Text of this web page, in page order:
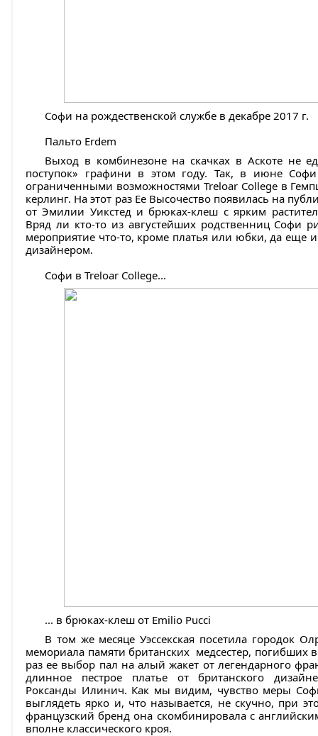
Софи на рождественской службе в декабре 2017 г.
Пальто Erdem
Выход в комбинезоне на скачках в Аскоте не
поступок» графини в этом году. Так, в июне
ограниченными возможностями Treloar College в
керлинг. На этот раз Ее Высочество появилась на
от Эмилии Уикстед и брюках-клеш с ярким
Вряд ли кто-то из августейших родственниц Софи
мероприятие что-то, кроме платья или юбки, да еще
дизайнером.
Софи в Treloar College...
... в брюках-клеш от Emilio Pucci
В том же месяце Уэссекская посетила городок
мемориала памяти британских медсестер, погибших
раз ее выбор пал на алый жакет от легендарного
длинное пестрое платье от британского
Роксанды Илинич. Как мы видим, чувство меры
выглядеть ярко и, что называется, не скучно, при
французский бренд она скомбинировала с
вполне классического кроя.